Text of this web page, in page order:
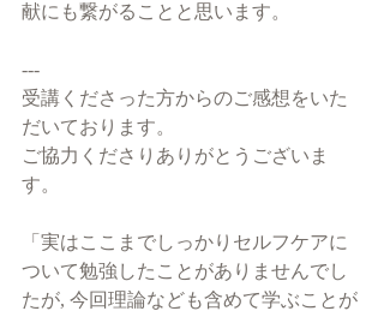
献にも繋がることと思います。
---
受講くださった方からのご感想をいた
だいております。
ご協力くださりありがとうございま
す。
「実はここまでしっかりセルフケアに
ついて勉強したことがありませんでし
たが, 今回理論なども含めて学ぶことが